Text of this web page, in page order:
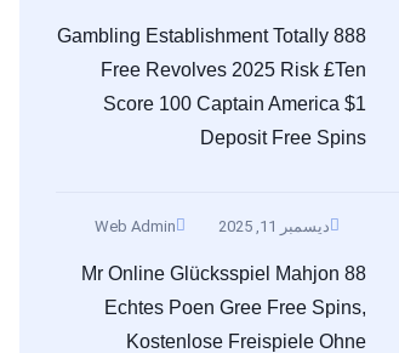
888 Gambling Establishment Totally
Free Revolves 2025 Risk £ten
Score 100 Captain America $1
Deposit Free Spins
ديسمبر 11, 2025 Web Admin
Mr Online Glücksspiel Mahjon 88
Echtes Poen Gree Free Spins,
Kostenlose Freispiele Ohne